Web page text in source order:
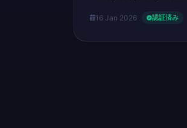
16 Jan 2026 認証済み